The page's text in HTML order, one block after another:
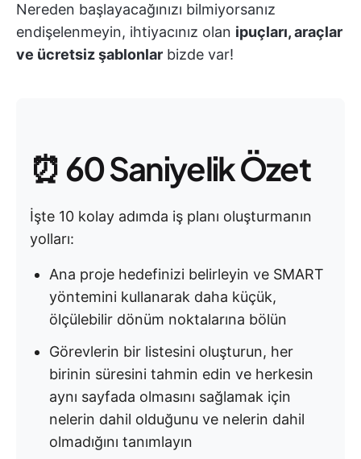
Nereden başlayacağınızı bilmiyorsanız
endişelenmeyin, ihtiyacınız olan ipuçları, araçlar
ve ücretsiz şablonlar bizde var!
⏰ 60 Saniyelik Özet
İşte 10 kolay adımda iş planı oluşturmanın
yolları:
Ana proje hedefinizi belirleyin ve SMART
yöntemini kullanarak daha küçük,
ölçülebilir dönüm noktalarına bölün
Görevlerin bir listesini oluşturun, her
birinin süresini tahmin edin ve herkesin
aynı sayfada olmasını sağlamak için
nelerin dahil olduğunu ve nelerin dahil
olmadığını tanımlayın